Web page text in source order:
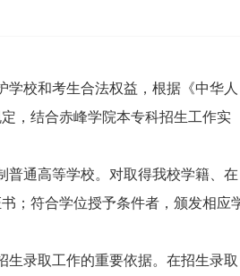
校和考生合法权益，根据《中华人
，结合赤峰学院本专科招生工作实
通高等学校。对取得我校学籍、在
；符合学位授予条件者，颁发相应
录取工作的重要依据。在招生录取